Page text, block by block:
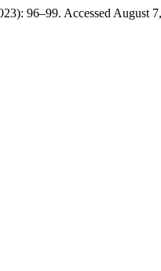
96–99. Accessed August